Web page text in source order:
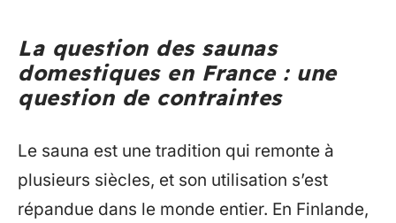
La question des saunas
domestiques en France : une
question de contraintes
Le sauna est une tradition qui remonte à
plusieurs siècles, et son utilisation s’est
répandue dans le monde entier. En Finlande,